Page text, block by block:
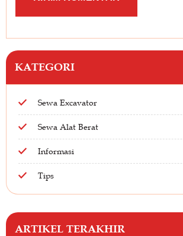
KATEGORI
Sewa Excavator
Sewa Alat Berat
Informasi
Tips
ARTIKEL TERAKHIR